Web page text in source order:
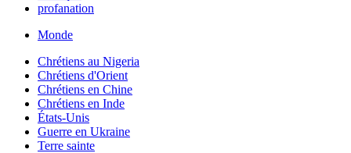
profanation
Monde
Chrétiens au Nigeria
Chrétiens d'Orient
Chrétiens en Chine
Chrétiens en Inde
États-Unis
Guerre en Ukraine
Terre sainte